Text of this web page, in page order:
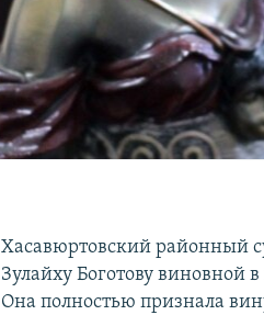
Хасавюртовский районный
Зулайху Боготову виновной
Она полностью признала